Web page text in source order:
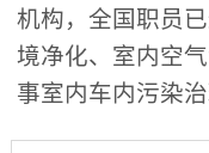
机构，全国职员
境净化、室内空
事室内车内污染